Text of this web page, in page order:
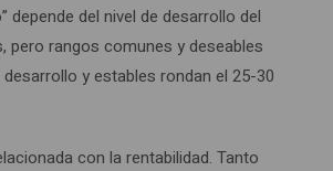
depende del nivel de desarrollo del
pero rangos comunes y deseables
y estables rondan el 25-30
con la rentabilidad. Tanto